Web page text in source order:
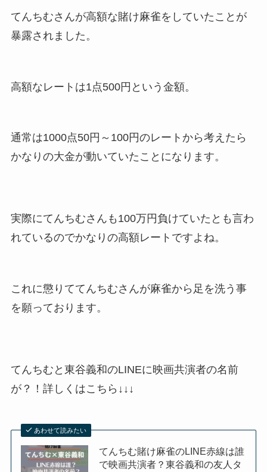
てんちむさんが高額な賭け麻雀をしていたことが
暴露されました。
高額なレートは1点500円という金額。
通常は1000点50円～100円のレートから考えたら
かなりの大金が動いていたことになります。
実際にてんちむさんも100万円負けていたとも言わ
れているのでかなりの高額レートですよね。
これに懲りててんちむさんが麻雀から足を洗う事
を願っております。
てんちむと東谷義和のLINEに映画共演者の名前
が？！詳しくはこちら↓↓↓
あわせて読みたい
てんちむ賭け麻雀のLINE赤線は誰
で映画共演者？東谷義和の友人タ